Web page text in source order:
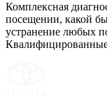
Комплексная
посещении, какой
устранение любых